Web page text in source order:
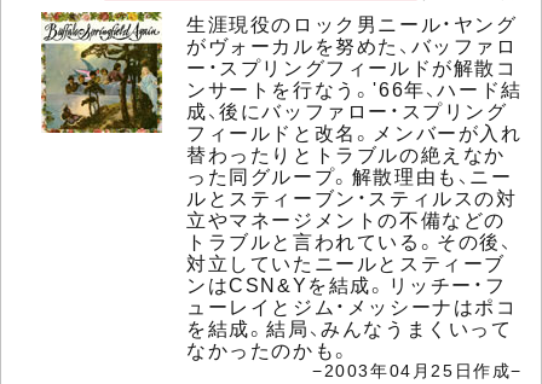
生涯現役のロック男ニール・ヤング
がヴォーカルを努めた、バッファロ
ー・スプリングフィールドが解散コ
ンサートを行なう。'66年、ハード結
成、後にバッファロー・スプリング
フィールドと改名。メンバーが入れ
替わったりとトラブルの絶えなか
った同グループ。解散理由も、ニー
ルとスティーブン・スティルスの対
立やマネージメントの不備などの
トラブルと言われている。その後、
対立していたニールとスティーブ
ンはCSN&Yを結成。リッチー・フ
ューレイとジム・メッシーナはポコ
を結成。結局、みんなうまくいって
なかったのかも。
−2003年04月25日作成−